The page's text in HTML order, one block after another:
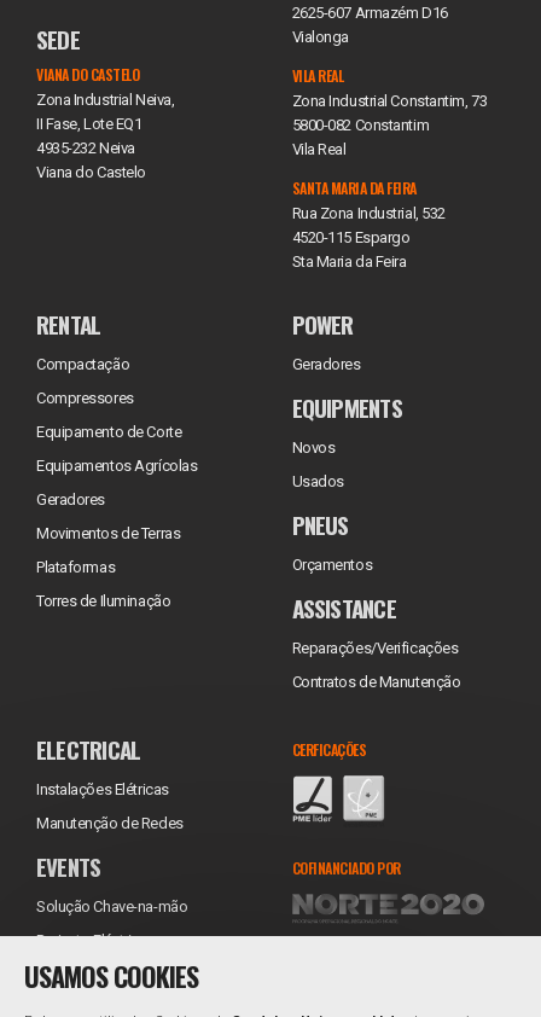
SEDE
VIANA DO CASTELO
Zona Industrial Neiva,
II Fase, Lote EQ1
4935-232 Neiva
Viana do Castelo
2625-607 Armazém D16
Vialonga
VILA REAL
Zona Industrial Constantim, 73
5800-082 Constantim
Vila Real
SANTA MARIA DA FEIRA
Rua Zona Industrial, 532
4520-115 Espargo
Sta Maria da Feira
RENTAL
Compactação
Compressores
Equipamento de Corte
Equipamentos Agrícolas
Geradores
Movimentos de Terras
Plataformas
Torres de Iluminação
POWER
Geradores
EQUIPMENTS
Novos
Usados
PNEUS
Orçamentos
ASSISTANCE
Reparações/Verificações
Contratos de Manutenção
ELECTRICAL
Instalações Elétricas
Manutenção de Redes
EVENTS
Solução Chave-na-mão
Projecto Eléctrico
Equipamentos
CERFICAÇÕES
COFINANCIADO POR
USAMOS COOKIES